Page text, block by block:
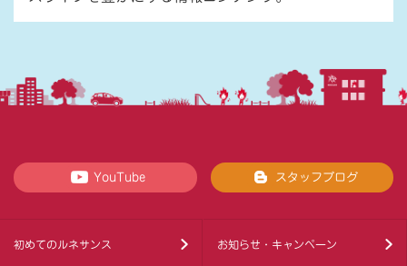
YouTube スタッフブログ
初めてのルネサンス お知らせ・キャンペーン